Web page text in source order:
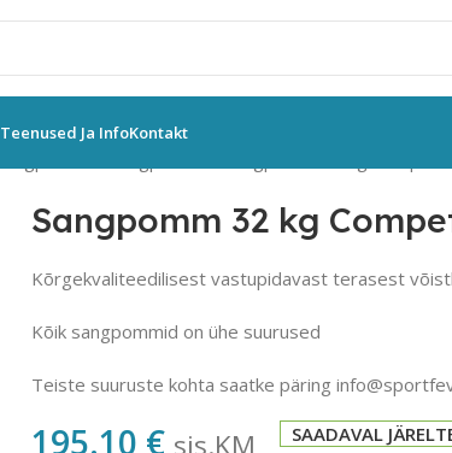
Teenused Ja InfoKontakt
Sangpomm 32 kg
Kõrgekvaliteedilisest vastupidavast terasest
Kõik sangpommid on ühe suurused
Teiste suuruste kohta saatke päring
195.10 € sis.KM SAADAVAL